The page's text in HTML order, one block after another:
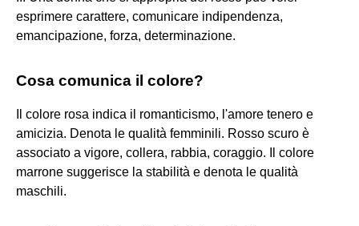
esprimere carattere, comunicare indipendenza,
emancipazione, forza, determinazione.
Cosa comunica il colore?
Il colore rosa indica il romanticismo, l'amore tenero e
amicizia. Denota le qualità femminili. Rosso scuro è
associato a vigore, collera, rabbia, coraggio. Il colore
marrone suggerisce la stabilità e denota le qualità
maschili.